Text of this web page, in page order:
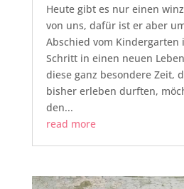
Heute gibt es nur einen
von uns, dafür ist er aber
Abschied vom Kindergarten
Schritt in einen neuen
diese ganz besondere Zeit,
bisher erleben durften,
den...
read more